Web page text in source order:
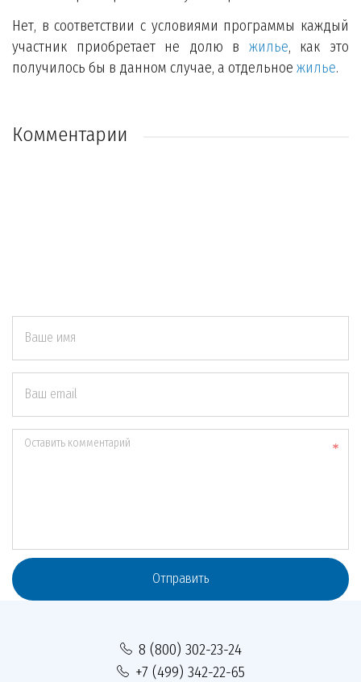
Нет, в соответствии с условиями программы каждый
участник приобретает не долю в жилье, как это
получилось бы в данном случае, а отдельное жилье.
Комментарии
Ваше имя
Ваш email
Оставить комментарий
Отправить
8 (800) 302-23-24
+7 (499) 342-22-65